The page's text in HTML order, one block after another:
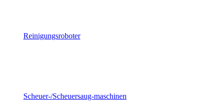
Reinigungsroboter
Scheuer-/Scheuersaug-maschinen